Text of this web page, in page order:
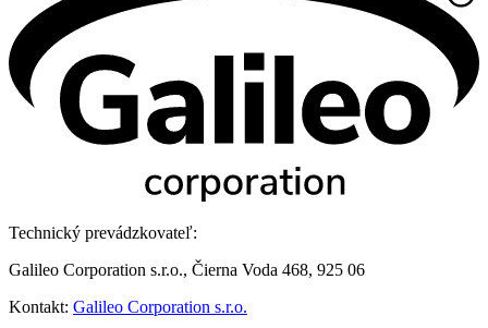
Technický prevádzkovateľ:
Galileo Corporation s.r.o., Čierna Voda 468, 925 06
Kontakt: Galileo Corporation s.r.o.